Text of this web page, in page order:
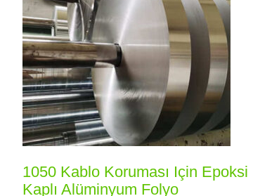
1050 Kablo Koruması Için Epoksi
Kaplı Alüminyum Folyo